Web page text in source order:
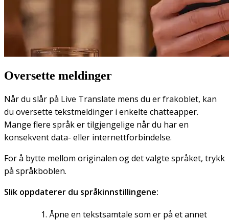
Oversette meldinger
Når du slår på Live Translate mens du er frakoblet, kan
du oversette tekstmeldinger i enkelte chatteapper.
Mange flere språk er tilgjengelige når du har en
konsekvent data- eller internettforbindelse.
For å bytte mellom originalen og det valgte språket, trykk
på språkboblen.
Slik oppdaterer du språkinnstillingene:
Åpne en tekstsamtale som er på et annet